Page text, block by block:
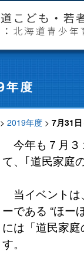
> 2019年度 > 7月31
今年も７月３
て、｢道民家庭
当イベントは
ーである “ほー
には「道民家
す。